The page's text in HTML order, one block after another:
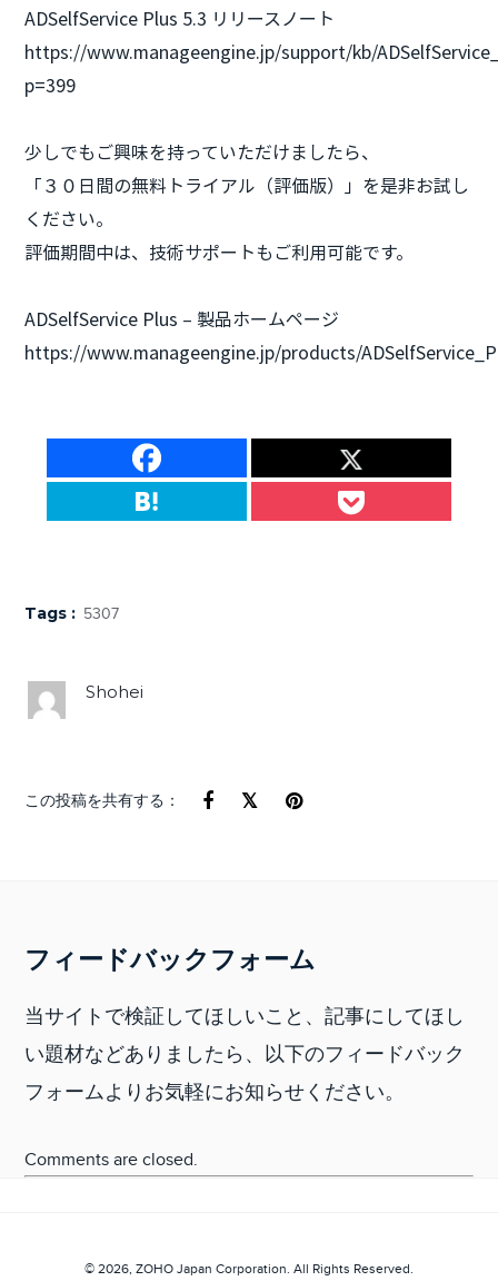
ADSelfService Plus 5.3 リリースノート
https://www.manageengine.jp/support/kb/
p=399
少しでもご興味を持っていただけましたら、
「３０日間の無料トライアル（評価版）」を是非お試し
ください。
評価期間中は、技術サポートもご利用可能です。
ADSelfService Plus – 製品ホームページ
https://www.manageengine.jp/products/
Tags : 5307
Shohei
この投稿を共有する：
フィードバックフォーム
当サイトで検証してほしいこと、記事にしてほし
い題材などありましたら、以下のフィードバック
フォームよりお気軽にお知らせください。
Comments are closed.
© 2026, ZOHO Japan Corporation. All Rights Reserved.